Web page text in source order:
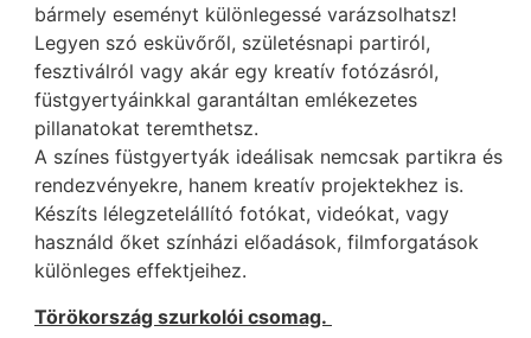
bármely eseményt különlegessé varázsolhatsz!
Legyen szó esküvőről, születésnapi partiról,
fesztiválról vagy akár egy kreatív fotózásról,
füstgyertyáinkkal garantáltan emlékezetes
pillanatokat teremthetsz.
A színes füstgyertyák ideálisak nemcsak partikra és
rendezvényekre, hanem kreatív projektekhez is.
Készíts lélegzetelállító fotókat, videókat, vagy
használd őket színházi előadások, filmforgatások
különleges effektjeihez.
Törökország szurkolói csomag.